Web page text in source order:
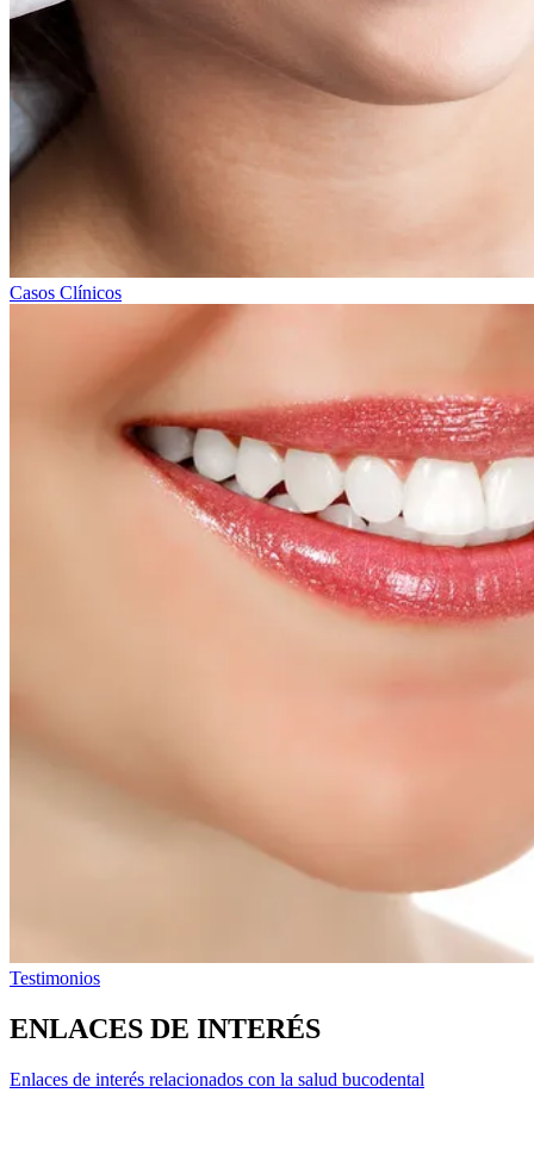
Casos Clínicos
Testimonios
ENLACES DE INTERÉS
Enlaces de interés relacionados con la salud bucodental